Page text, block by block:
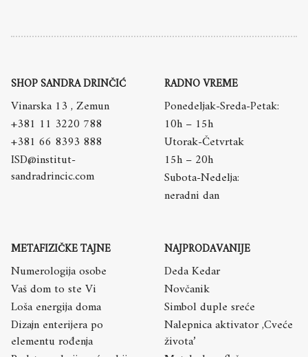
SHOP SANDRA DRINČIĆ
Vinarska 13 , Zemun
+381 11 3220 788
+381 66 8393 888
ISD@institut-
sandradrincic.com
RADNO VREME
Ponedeljak-Sreda-Petak:
10h – 15h
Utorak-Četvrtak
15h – 20h
Subota-Nedelja:
neradni dan
METAFIZIČKE TAJNE
Numerologija osobe
Vaš dom to ste Vi
Loša energija doma
Dizajn enterijera po
elementu rođenja
NAJPRODAVANIJE
Deda Kedar
Novčanik
Simbol duple sreće
Nalepnica aktivator ,Cveće
života’